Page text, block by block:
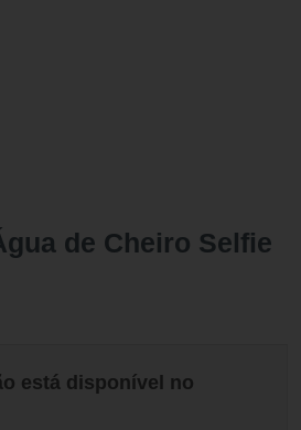
de Cheiro Selfie
está disponível no